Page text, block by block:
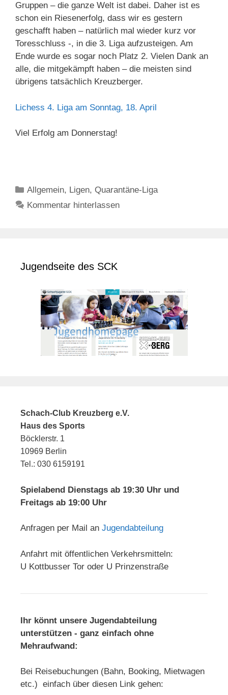
Gruppen – die ganze Welt ist dabei. Daher ist es
schon ein Riesenerfolg, dass wir es gestern
geschafft haben – natürlich mal wieder kurz vor
Toresschluss -, in die 3. Liga aufzusteigen. Am
Ende wurde es sogar noch Platz 2. Vielen Dank an
alle, die mitgekämpft haben – die meisten sind
übrigens tatsächlich Kreuzberger.
Lichess 4. Liga am Sonntag, 18. April
Viel Erfolg am Donnerstag!
Kategorien
Allgemein, Ligen,Quarantäne-Liga
Kommentar hinterlassen
Jugendseite des SCK
Schach-Club Kreuzberg e.V.
Haus des Sports
Böcklerstr. 1
10969 Berlin
Tel.: 030 6159191
Spielabend Dienstags ab 19:30 Uhr und
Freitags ab 19:00 Uhr
Anfragen per Mail an Jugendabteilung
Anfahrt mit öffentlichen Verkehrsmitteln:
U Kottbusser Tor oder U Prinzenstraße
Ihr könnt unsere Jugendabteilung
unterstützen - ganz einfach ohne
Mehraufwand:
Bei Reisebuchungen (Bahn, Booking, Mietwagen
etc.) einfach über diesen Link gehen: